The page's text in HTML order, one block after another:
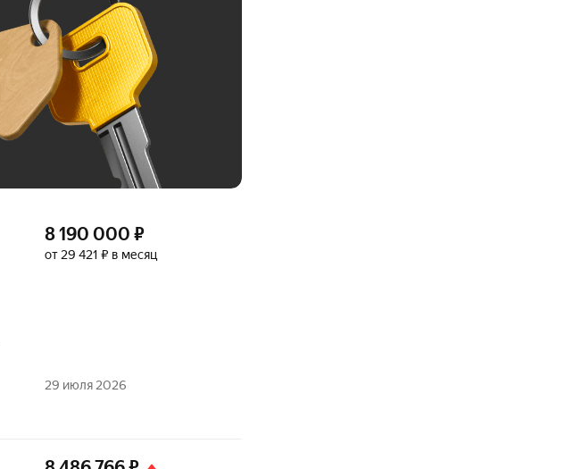
8 190 000 ₽
от 29 421 ₽ в месяц
29 июля 2026